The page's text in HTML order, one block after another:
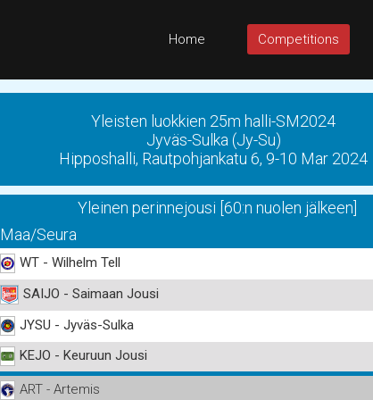
Home Competitions
Yleisten luokkien 25m halli-SM2024
Jyväs-Sulka (Jy-Su)
Hipposhalli, Rautpohjankatu 6, 9-10 Mar 2024
Yleinen perinnejousi [60:n nuolen jälkeen]
Maa/Seura
WT - Wilhelm Tell
SAIJO - Saimaan Jousi
JYSU - Jyväs-Sulka
KEJO - Keuruun Jousi
ART - Artemis